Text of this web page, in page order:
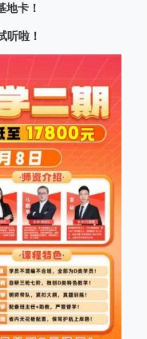
地卡！
听啦！